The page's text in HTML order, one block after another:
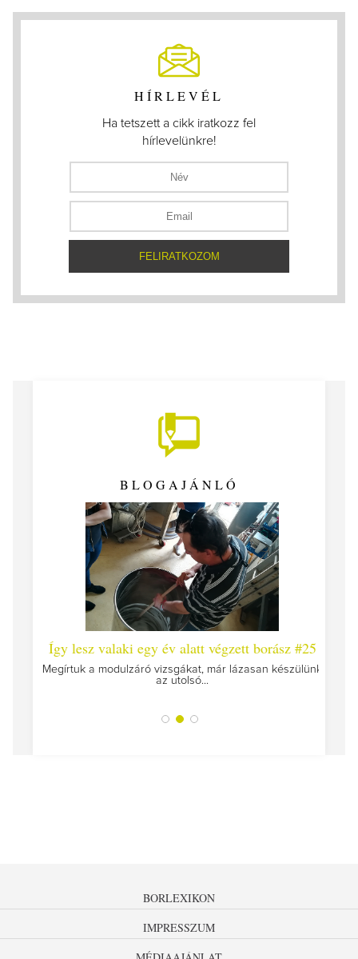
HÍRLEVÉL
Ha tetszett a cikk iratkozz fel
hírlevelünkre!
BLOGAJÁNLÓ
Így lesz valaki egy év alatt végzett borász #25
Megírtuk a modulzáró vizsgákat, már lázasan készülünk
az utolsó...
BORLEXIKON
IMPRESSZUM